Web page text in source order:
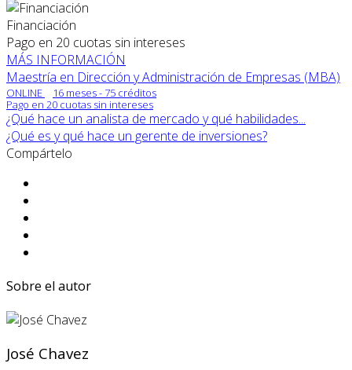
Financiación
Pago en 20 cuotas sin intereses
MÁS INFORMACIÓN
Maestría en Dirección y Administración de Empresas (MBA)
ONLINE
16 meses - 75 créditos
Pago en 20 cuotas sin intereses
¿Qué hace un analista de mercado y qué habilidades...
¿Qué es y qué hace un gerente de inversiones?
Compártelo
Sobre el autor
José Chavez